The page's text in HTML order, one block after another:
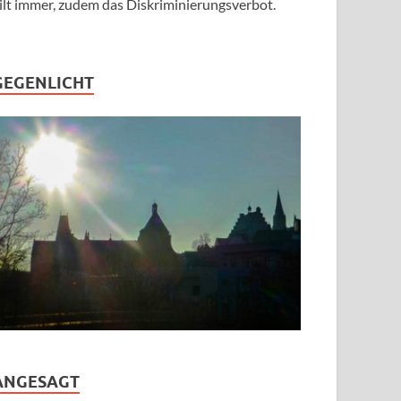
immer, zudem das Diskriminierungsverbot.